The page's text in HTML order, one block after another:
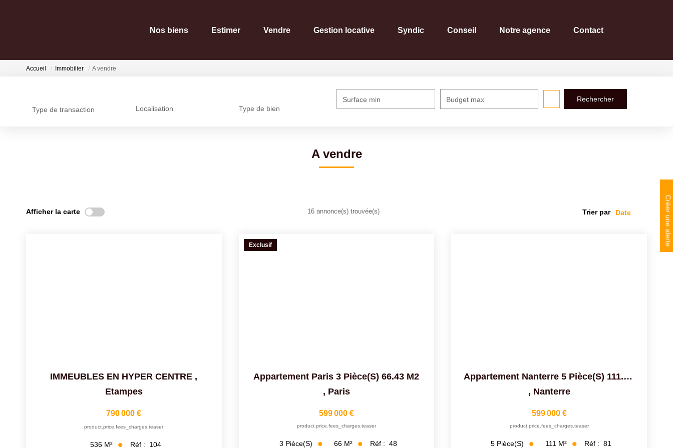
Nos biens Estimer Vendre Gestion locative Syndic Conseil Notre agence Contact
Accueil Immobilier A vendre
Type de transaction Localisation Type de bien
Surface min Budget max
A vendre
Créer une alerte
Afficher la carte 16 annonce(s) trouvée(s) Trier par
IMMEUBLES EN HYPER CENTRE ,
Etampes
790 000 €
product.price.fees_charges.teaser
536 M² Réf : 104
Exclusif
Appartement Paris 3 Pièce(s) 66.43 M2
, Paris
599 000 €
product.price.fees_charges.teaser
3 Pièce(s) 66 M² Réf : 48
Appartement Nanterre 5 Pièce(s) 111.39 M2 Avec Jardin...
, Nanterre
599 000 €
product.price.fees_charges.teaser
5 Pièce(s) 111 M² Réf : 81